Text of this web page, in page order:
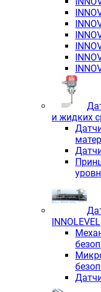
и жидких
INNOLEVEL